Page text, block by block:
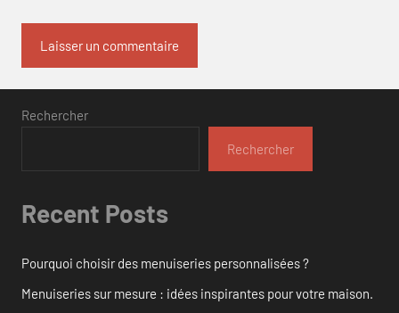
Rechercher
Rechercher
Recent Posts
Pourquoi choisir des menuiseries personnalisées ?
Menuiseries sur mesure : idées inspirantes pour votre maison.